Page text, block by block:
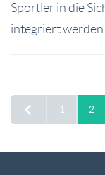
Sportler in die
integriert werden.
1 2